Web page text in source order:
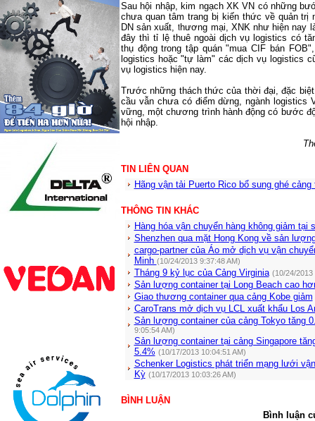
Sau hội nhập, kim ngạch XK VN có những
chưa quan tâm trang bị kiến thức về quản
DN sản xuất, thương mại, XNK như hiện nay
đây thì tỉ lệ thuê ngoài dịch vụ logistics có
thụ động trong tập quán "mua CIF bán
logistics hoặc "tự làm" các dịch vụ logistics
vụ logistics hiện nay.
Trước những thách thức của thời đại, đặc
cầu vẫn chưa có điểm dừng, ngành logistics
vững, một chương trình hành động có bước
hội nhập.
TIN LIÊN QUAN
Hãng vận tải Puerto Rico bổ sung ghé
THÔNG TIN KHÁC
Hàng hóa vận chuyển hàng không giảm tại
Shenzhen qua mặt Hong Kong về sản
cargo-partner của Áo mở dịch vụ vận
Minh (10/24/2013 9:37:48 AM)
Tháng 9 kỷ lục của Cảng Virginia (10/24/2013
Sản lượng container tại Long Beach cao
Giao thương container qua cảng Kobe giảm
CaroTrans mở dịch vụ LCL xuất khẩu Los
Sản lượng container của cảng Tokyo tăng
9:05:54 AM)
Sản lượng container tại cảng Singapore
5.4% (10/17/2013 10:04:51 AM)
Schenker Logistics phát triển mạng lưới
Kỳ (10/17/2013 10:03:26 AM)
BÌNH LUẬN
Bình luận